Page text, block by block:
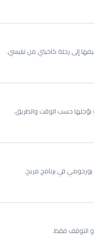
إلى رحلة كاخيتي من تبليسي.
حسب الوقت والطريق.
بورجومي في برنامج مريح.
أو التوقف فقط.